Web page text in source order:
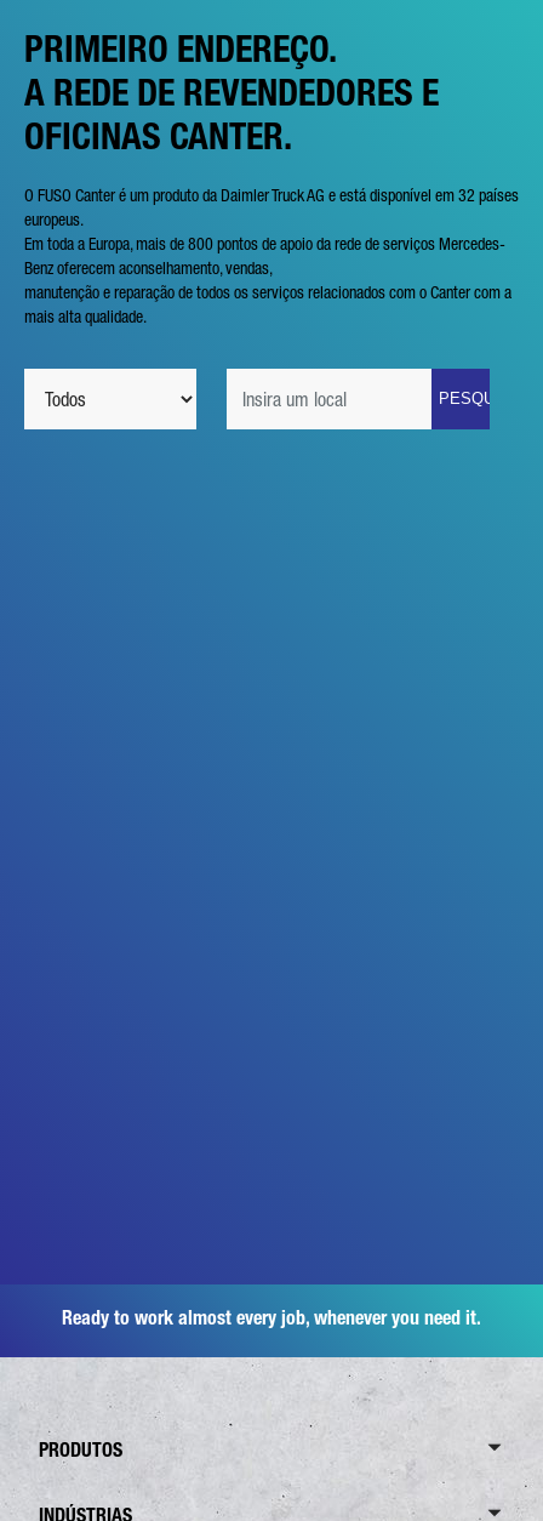
PRIMEIRO ENDEREÇO.
A REDE DE REVENDEDORES E
OFICINAS CANTER.
O FUSO Canter é um produto da Daimler Truck AG e está disponível em 32 países
europeus.
Em toda a Europa, mais de 800 pontos de apoio da rede de serviços Mercedes-
Benz oferecem aconselhamento, vendas,
manutenção e reparação de todos os serviços relacionados com o Canter com a
mais alta qualidade.
Ready to work almost every job, whenever you need it.
PRODUTOS
Resumo Canter
INDÚSTRIAS